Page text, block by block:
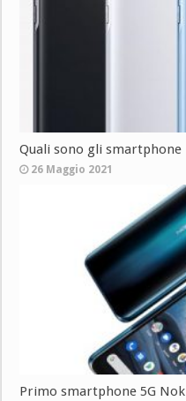
Quali sono gli smartphone
26 Maggio 2021
Primo smartphone 5G